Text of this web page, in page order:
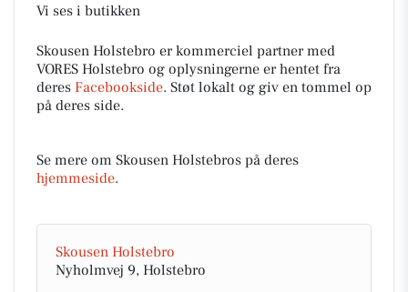
Vi ses i butikken
Skousen Holstebro er kommerciel partner med
VORES Holstebro og oplysningerne er hentet fra
deres Facebookside. Støt lokalt og giv en tommel op
på deres side.
Se mere om Skousen Holstebros på deres
hjemmeside.
Skousen Holstebro
Nyholmvej 9, Holstebro